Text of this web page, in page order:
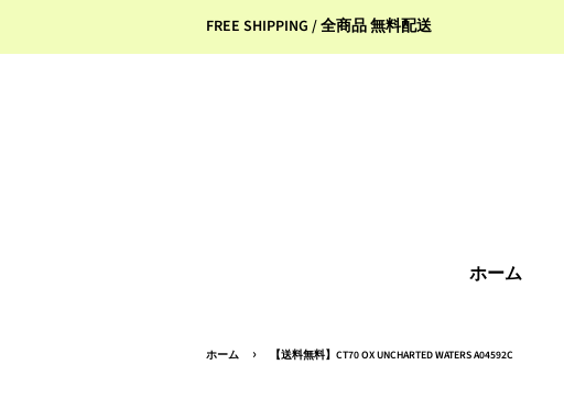
FREE SHIPPING / 全商品 無料配送
ホーム
ホーム › 【送料無料】CT70 OX UNCHARTED WATERS A04592C